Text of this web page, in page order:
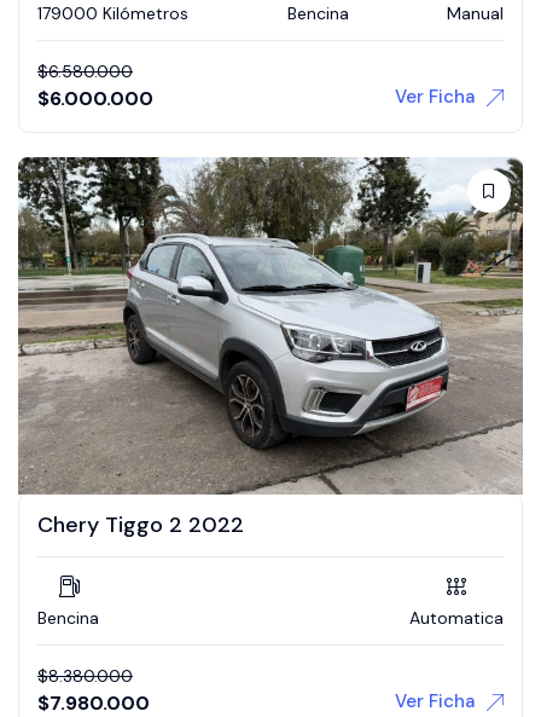
179000 Kilómetros Bencina Manual
$6.580.000
$6.000.000 Ver Ficha
Chery Tiggo 2 2022
Bencina Automatica
$8.380.000
$7.980.000 Ver Ficha